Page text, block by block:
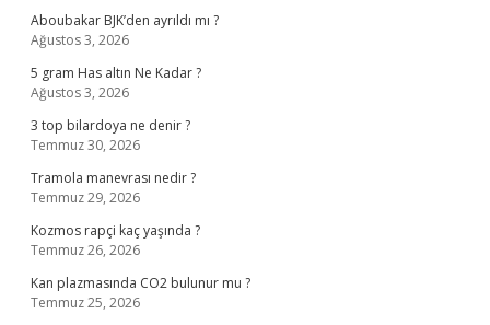
Aboubakar BJK’den ayrıldı mı ?
Ağustos 3, 2026
5 gram Has altın Ne Kadar ?
Ağustos 3, 2026
3 top bilardoya ne denir ?
Temmuz 30, 2026
Tramola manevrası nedir ?
Temmuz 29, 2026
Kozmos rapçi kaç yaşında ?
Temmuz 26, 2026
Kan plazmasında CO2 bulunur mu ?
Temmuz 25, 2026